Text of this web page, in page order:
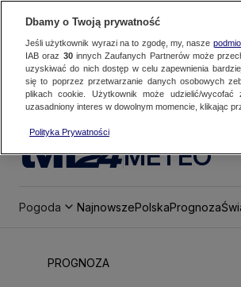
METEO
Pogoda NajnowszePolskaPrognoza
PROGNOZA
Dbamy o Twoją prywatność
Jeśli użytkownik wyrazi na to zgodę, my, nasze
IAB oraz 30innych Zaufanych Partnerów może
uzyskiwać do nich dostęp w celu zapewnienia
się to poprzez przetwarzanie danych osobowych
plikach cookie. Użytkownik może udzielić/
uzasadniony interes w dowolnym momencie, klikając
Polityka Prywatności